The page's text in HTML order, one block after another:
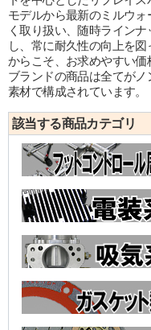
モデルから最新のミルウ
く取り扱い、随時ライン
し、常に耐久性の向上を
からこそ、お求めやすい
ブランドの商品は全てが
素材で構成されています。
該当する商品カテゴリ